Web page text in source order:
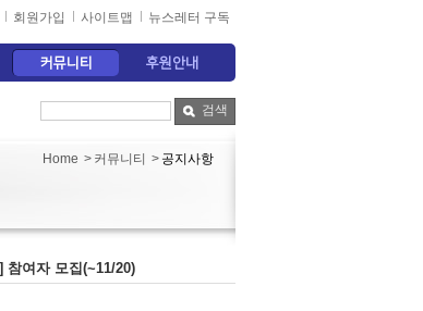
회원가입 사이트맵 뉴스레터 구독
커뮤니티 후원안내
검색
Home > 커뮤니티 > 공지사항
참여자 모집(~11/20)